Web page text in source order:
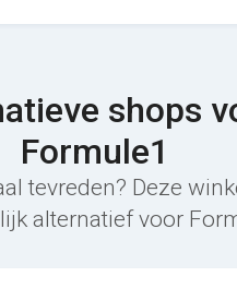
shops
Formule1
tevreden? Deze
alternatief voor